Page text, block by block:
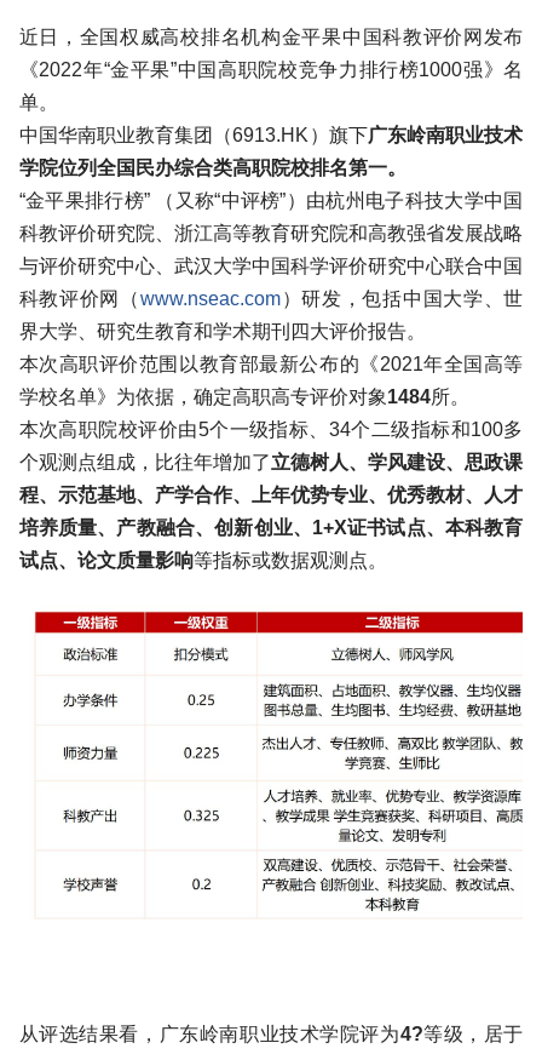
近日，全国权威高校排名机构金平果中国科教评价网发布
《2022年“金平果”中国高职院校竞争力排行榜1000强》名
单。
中国华南职业教育集团（6913.HK）旗下广东岭南职业技术
学院位列全国民办综合类高职院校排名第一。
“金平果排行榜” （又称“中评榜”）由杭州电子科技大学中国
科教评价研究院、浙江高等教育研究院和高教强省发展战略
与评价研究中心、武汉大学中国科学评价研究中心联合中国
科教评价网（www.nseac.com）研发，包括中国大学、世
界大学、研究生教育和学术期刊四大评价报告。
本次高职评价范围以教育部最新公布的《2021年全国高等
学校名单》为依据，确定高职高专评价对象1484所。
本次高职院校评价由5个一级指标、34个二级指标和100多
个观测点组成，比往年增加了立德树人、学风建设、思政课
程、示范基地、产学合作、上年优势专业、优秀教材、人才
培养质量、产教融合、创新创业、1+X证书试点、本科教育
试点、论文质量影响等指标或数据观测点。
从评选结果看，广东岭南职业技术学院评为4?等级，居于